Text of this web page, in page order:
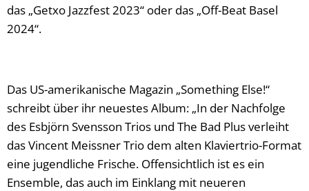
das „Getxo Jazzfest 2023“ oder das „Off-Beat Basel
2024“.
Das US-amerikanische Magazin „Something Else!“
schreibt über ihr neuestes Album: „In der Nachfolge
des Esbjörn Svensson Trios und The Bad Plus verleiht
das Vincent Meissner Trio dem alten Klaviertrio-Format
eine jugendliche Frische. Offensichtlich ist es ein
Ensemble, das auch im Einklang mit neueren